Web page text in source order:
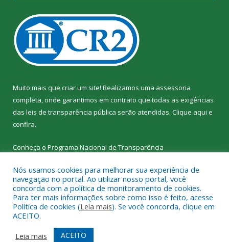
Muito mais que criar um site! Realizamos uma assessoria
completa, onde garantimos em contrato que todas as exigências
das leis de transparência pública serão atendidas. Clique aqui e
confira.
Conheça o Programa Nacional de Transparência
Todos os direitos reservados a SEMED – Secretaria Municipal de
Educação de Senador José Porfírio.
Mapa do Site
Acessar Área Administrativa
Nós usamos cookies para melhorar sua experiência de
navegação no portal. Ao utilizar nosso portal, você
concorda com a política de monitoramento de cookies.
Para ter mais informações sobre como isso é feito, acesse
Política de cookies (Leia mais). Se você concorda, clique em
ACEITO.
Leia mais
ACEITO